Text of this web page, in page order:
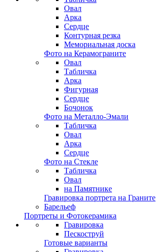
Овал
Арка
Сердце
Контурная резка
Мемориальная доска
Фото на Керамограните
Овал
Табличка
Арка
Фигурная
Сердце
Бочонок
Фото на Металло-Эмали
Табличка
Овал
Арка
Сердце
Фото на Стекле
Табличка
Овал
на Памятнике
Гравировка портрета на Граните
Барельеф
Портреты и Фотокерамика
Гравировка
Пескоструй
Готовые варианты